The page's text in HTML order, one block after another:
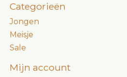
Categorieën
Jongen
Meisje
Sale
Mijn account